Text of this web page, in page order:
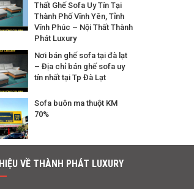
Thất Ghế Sofa Uy Tín Tại
Thành Phố Vĩnh Yên, Tỉnh
Vĩnh Phúc – Nội Thất Thành
Phát Luxury
Nơi bán ghế sofa tại đà lạt
– Địa chỉ bán ghế sofa uy
tín nhất tại Tp Đà Lạt
Sofa buôn ma thuột KM
70%
VỀ THÀNH PHÁT LUXURY